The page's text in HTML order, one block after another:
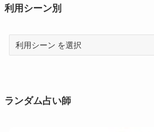
利用シーン別
利
用
ン
ランダム占い師